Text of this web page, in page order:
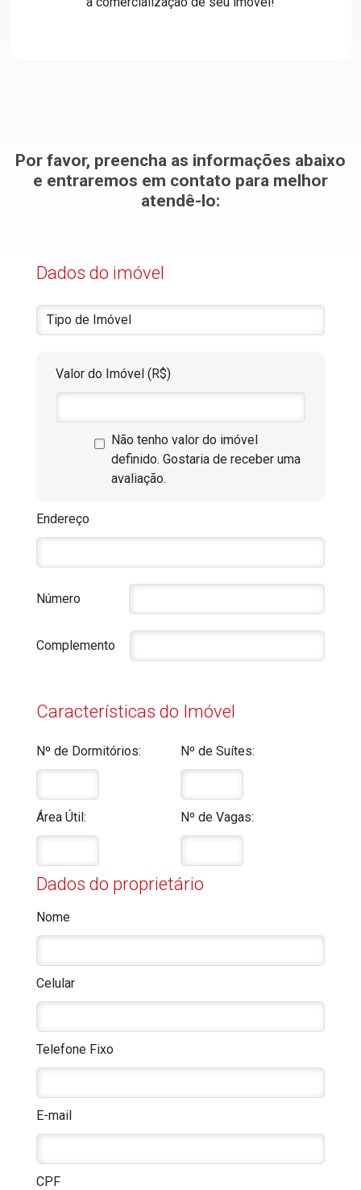
Por favor, preencha as informações abaixo
e entraremos em contato para melhor
atendê-lo:
Dados do imóvel
Valor do Imóvel (R$)
Não tenho valor do imóvel
definido. Gostaria de receber uma
avaliação.
Endereço
Número
Complemento
Características do Imóvel
Nº de Dormitórios: Nº de Suítes:
Área Útil: Nº de Vagas:
Dados do proprietário
Nome
Celular
Telefone Fixo
E-mail
CPF